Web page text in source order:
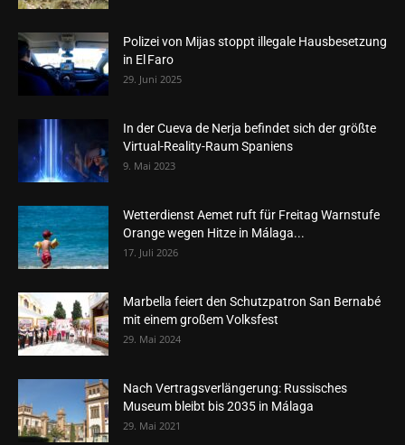
Polizei von Mijas stoppt illegale Hausbesetzung
in El Faro
29. Juni 2025
In der Cueva de Nerja befindet sich der größte
Virtual-Reality-Raum Spaniens
9. Mai 2023
Wetterdienst Aemet ruft für Freitag Warnstufe
Orange wegen Hitze in Málaga...
17. Juli 2026
Marbella feiert den Schutzpatron San Bernabé
mit einem großem Volksfest
29. Mai 2024
Nach Vertragsverlängerung: Russisches
Museum bleibt bis 2035 in Málaga
29. Mai 2021